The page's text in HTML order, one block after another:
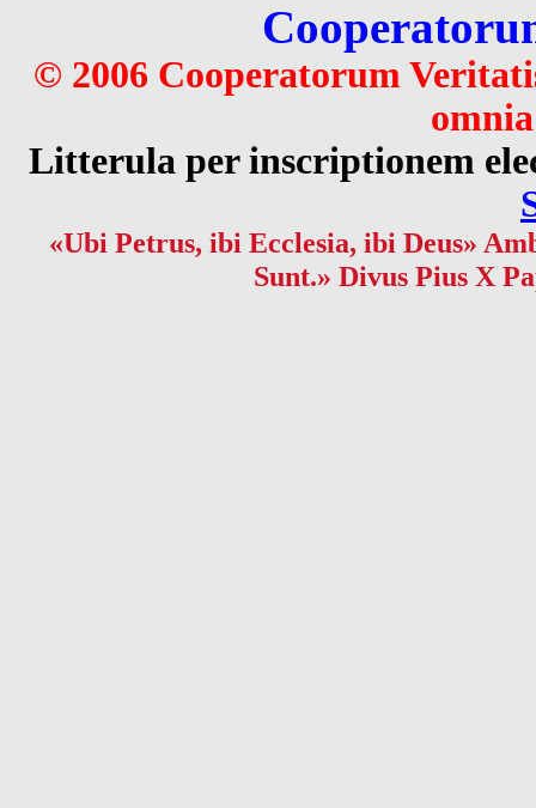
© 2006 Cooperatorum
Litterula per inscriptionem
«Ubi Petrus, ibi Ecclesia, ibi Deus»
Sunt.» Divus Pius X